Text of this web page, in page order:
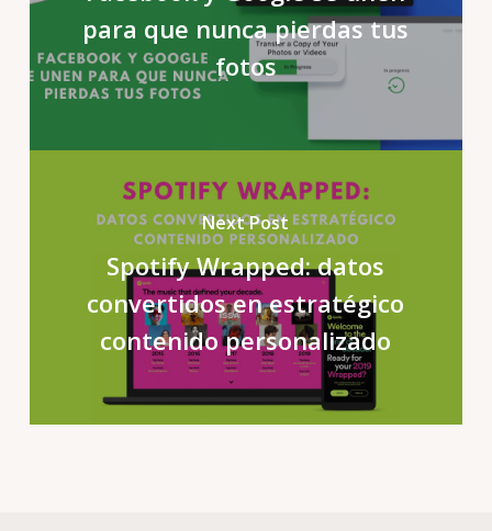
para que nunca pierdas tus
fotos
Next Post
Spotify Wrapped: datos
convertidos en estratégico
contenido personalizado